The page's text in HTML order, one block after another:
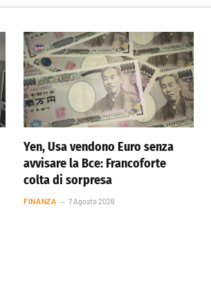
Yen, Usa vendono Euro senza
avvisare la Bce: Francoforte
colta di sorpresa
FINANZA 7 Agosto 2026